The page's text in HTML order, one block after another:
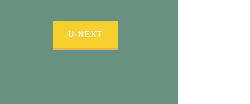
U-NEXT